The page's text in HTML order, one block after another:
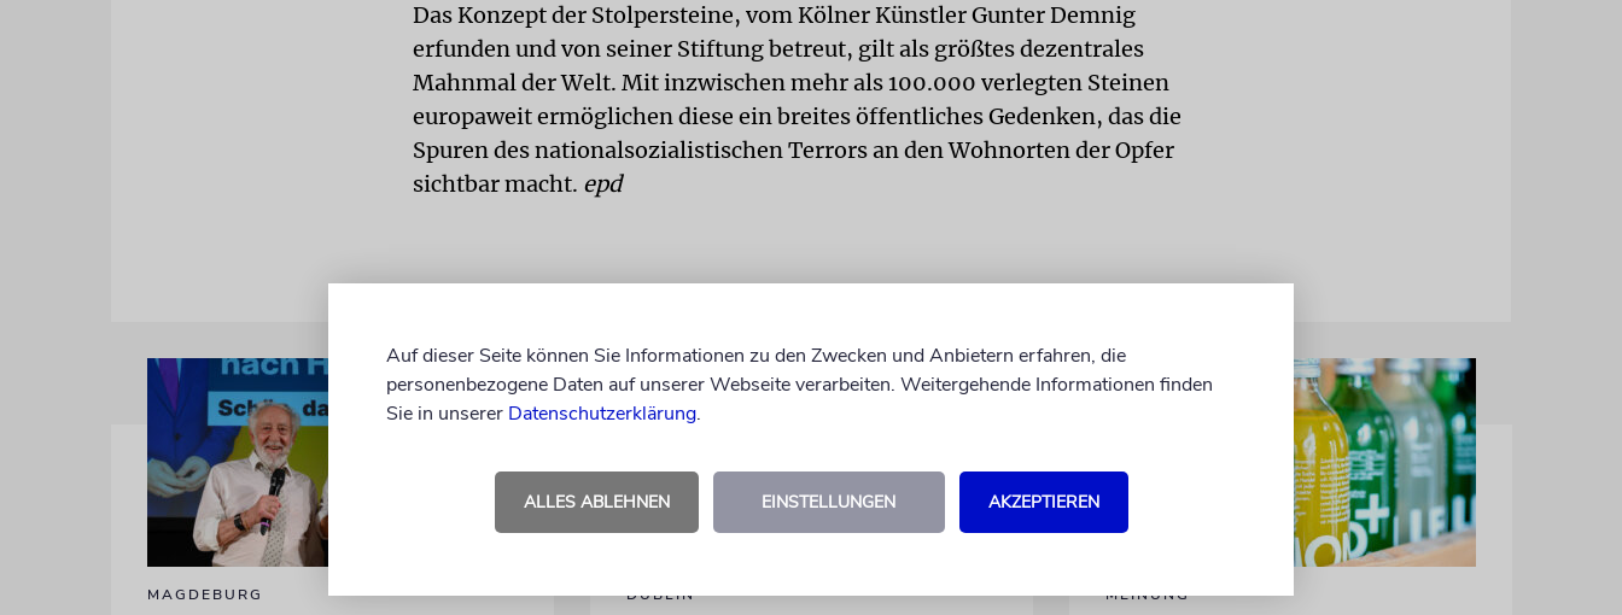
Das Konzept der Stolpersteine, vom Kölner Künstler Gunter Demnig
erfunden und von seiner Stiftung betreut, gilt als größtes dezentrales
Mahnmal der Welt. Mit inzwischen mehr als 100.000 verlegten Steinen
europaweit ermöglichen diese ein breites öffentliches Gedenken, das die
Spuren des nationalsozialistischen Terrors an den Wohnorten der Opfer
sichtbar macht. epd
MAGDEBURG DUBLIN MEINUNG
Auf dieser Seite können Sie Informationen zu den Zwecken und Anbietern erfahren, die
personenbezogene Daten auf unserer Webseite verarbeiten. Weitergehende Informationen finden
Sie in unserer Datenschutzerklärung.
ALLES ABLEHNEN EINSTELLUNGEN AKZEPTIEREN